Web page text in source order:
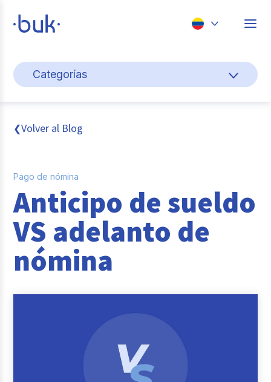
Perú
Categorías
Cultura y bienestar laboral
Gestión de personas
Pago de nómina
Buk
Transformación digital
Tendencias y Data
Columna del Experto
❮Volver al Blog
Pago de nómina
Anticipo de sueldo
VS adelanto de
nómina